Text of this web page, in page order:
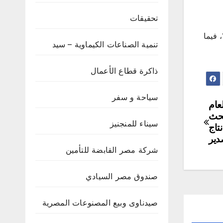
‎يذكر أن شركة ممفيس تعد من أعرق شركات الأدوية والصناعات الكيماوية في الشرق الأوسط حيث بدأت نشاطها عام 1940، فيما
تحقيقات
تنمية الصناعات الكيماوية – سيد
ذاكرة قطاع الأعمال
سياحة و سفر
سيناء للمنجنيز
شركة مصر القابضة للتأمين
صندوق مصر السيادي
صيدناوى وبيع المصنوعات المصرية